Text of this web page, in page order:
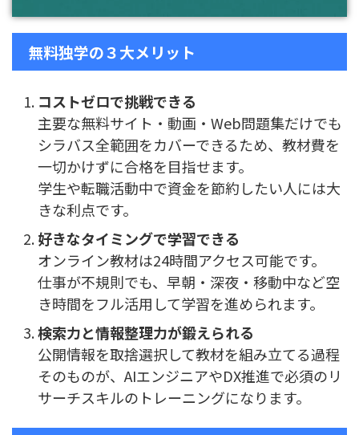
無料独学の３大メリット
コストゼロで挑戦できる
主要な無料サイト・動画・Web問題集だけでも
シラバス全範囲をカバーできるため、教材費を
一切かけずに合格を目指せます。
学生や転職活動中で資金を節約したい人には大
きな利点です。
好きなタイミングで学習できる
オンライン教材は24時間アクセス可能です。
仕事が不規則でも、早朝・深夜・移動中など空
き時間をフル活用して学習を進められます。
検索力と情報整理力が鍛えられる
公開情報を取捨選択して教材を組み立てる過程
そのものが、AIエンジニアやDX推進で必須のリ
サーチスキルのトレーニングになります。